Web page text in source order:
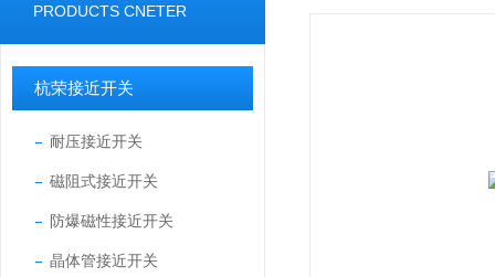
PRODUCTS CNETER
杭荣接近开关
耐压接近开关
磁阻式接近开关
防爆磁性接近开关
晶体管接近开关